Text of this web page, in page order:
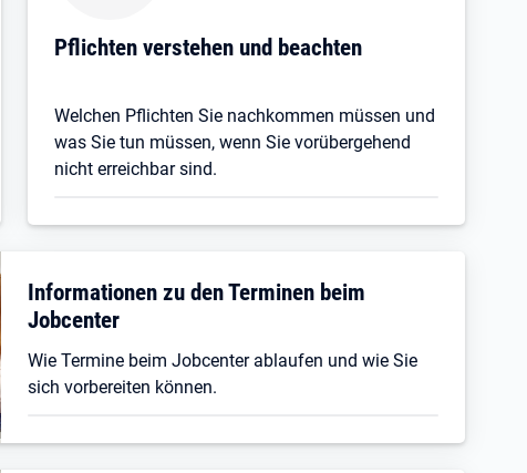
Pflichten verstehen und beachten
Welchen Pflichten Sie nachkommen müssen und
was Sie tun müssen, wenn Sie vorübergehend
nicht erreichbar sind.
Informationen zu den Terminen beim
Jobcenter
Wie Termine beim Jobcenter ablaufen und wie Sie
sich vorbereiten können.